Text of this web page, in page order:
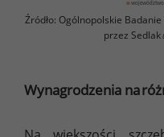
Źródło: Ogólnopolskie
przez Sedlak
Wynagrodzenia na